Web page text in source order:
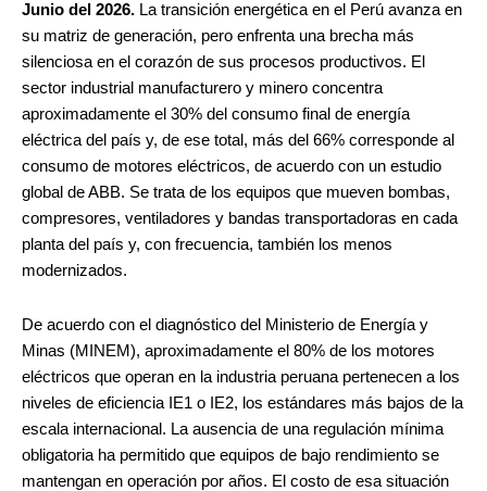
Junio del 2026. La transición energética en el Perú avanza en
su matriz de generación, pero enfrenta una brecha más
silenciosa en el corazón de sus procesos productivos. El
sector industrial manufacturero y minero concentra
aproximadamente el 30% del consumo final de energía
eléctrica del país y, de ese total, más del 66% corresponde al
consumo de motores eléctricos, de acuerdo con un estudio
global de ABB. Se trata de los equipos que mueven bombas,
compresores, ventiladores y bandas transportadoras en cada
planta del país y, con frecuencia, también los menos
modernizados.
De acuerdo con el diagnóstico del Ministerio de Energía y
Minas (MINEM), aproximadamente el 80% de los motores
eléctricos que operan en la industria peruana pertenecen a los
niveles de eficiencia IE1 o IE2, los estándares más bajos de la
escala internacional. La ausencia de una regulación mínima
obligatoria ha permitido que equipos de bajo rendimiento se
mantengan en operación por años. El costo de esa situación